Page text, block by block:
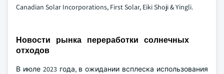
Canadian Solar Incorporations, First Solar, Eiki Shoji & Yingli.
Новости рынка переработки солнечных
отходов
В июле 2023 года, в ожидании всплеска использования